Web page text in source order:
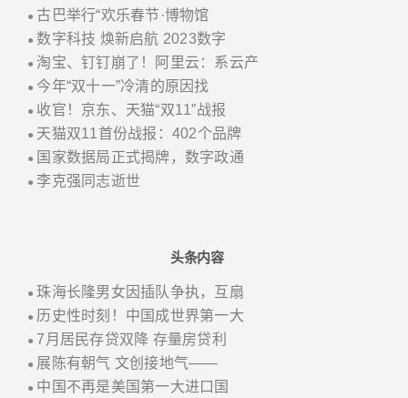
● 古巴举行“欢乐春节·博物馆
● 数字科技 焕新启航 2023数字
● 淘宝、钉钉崩了！阿里云：系云产
● 今年“双十一”冷清的原因找
● 收官！京东、天猫“双11”战报
● 天猫双11首份战报：402个品牌
● 国家数据局正式揭牌，数字政通
● 李克强同志逝世
头条内容
●珠海长隆男女因插队争执，互扇
● 历史性时刻！中国成世界第一大
● 7月居民存贷双降 存量房贷利
● 展陈有朝气 文创接地气——
● 中国不再是美国第一大进口国